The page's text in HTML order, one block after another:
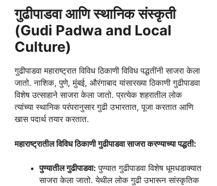
गुढीपाडवा आणि स्थानिक संस्कृती
(Gudi Padwa and Local
Culture)
गुढीपाडवा महाराष्ट्रात विविध ठिकाणी विविध पद्धतींनी साजरा केला
जातो. नाशिक, पुणे, मुंबई, औरंगाबाद यांसारख्या ठिकाणी गुढीपाडवा
विशेष उत्साहाने साजरा केला जातो. प्रत्येक शहरातील लोक
त्यांच्या स्थानिक परंपरानुसार गुढी उभारतात, पूजा करतात आणि
खास पदार्थ तयार करतात.
महाराष्ट्रातील विविध ठिकाणी गुढीपाडवा साजरा करण्याच्या पद्धती:
पुण्यातील गुढीपाडवा: पुण्यात गुढीपाडवा विशेष धूमधडाक्यात
साजरा केला जातो. येथील लोक गुढी उभारून सांस्कृतिक